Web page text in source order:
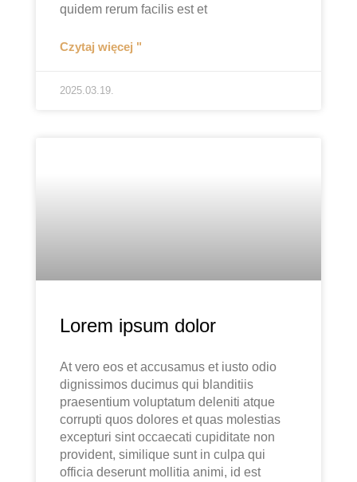
quidem rerum facilis est et
Czytaj więcej "
2025.03.19.
Lorem ipsum dolor
At vero eos et accusamus et iusto odio
dignissimos ducimus qui blanditiis
praesentium voluptatum deleniti atque
corrupti quos dolores et quas molestias
excepturi sint occaecati cupiditate non
provident, similique sunt in culpa qui
officia deserunt mollitia animi, id est